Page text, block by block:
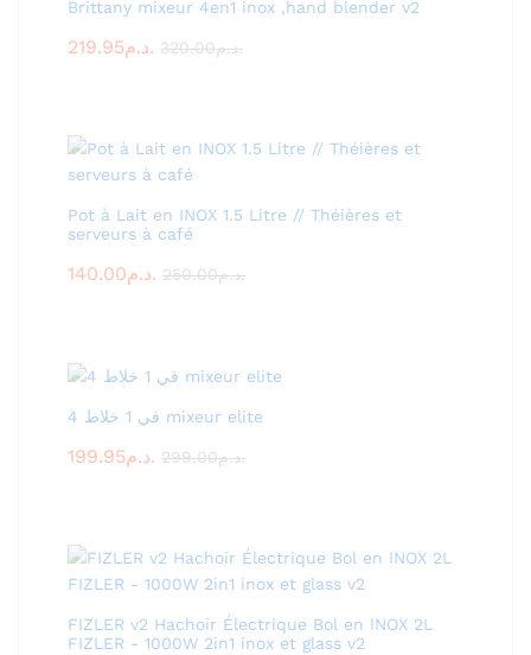
Brittany mixeur 4en1 inox ,hand blender v2
219.95 د.م. 320.00 د.م.
Pot à Lait en INOX 1.5 Litre // Théières et
serveurs à café
140.00 د.م. 250.00 د.م.
4 في 1 خلاط mixeur elite
199.95 د.م. 299.00 د.م.
FIZLER v2 Hachoir Électrique Bol en INOX 2L
FIZLER - 1000W 2in1 inox et glass v2